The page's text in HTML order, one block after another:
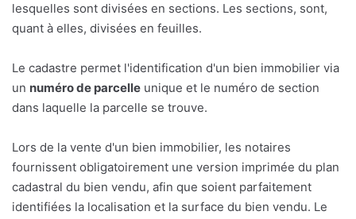
lesquelles sont divisées en sections. Les sections, sont,
quant à elles, divisées en feuilles.
Le cadastre permet l'identification d'un bien immobilier via
un numéro de parcelle unique et le numéro de section
dans laquelle la parcelle se trouve.
Lors de la vente d'un bien immobilier, les notaires
fournissent obligatoirement une version imprimée du plan
cadastral du bien vendu, afin que soient parfaitement
identifiées la localisation et la surface du bien vendu. Le